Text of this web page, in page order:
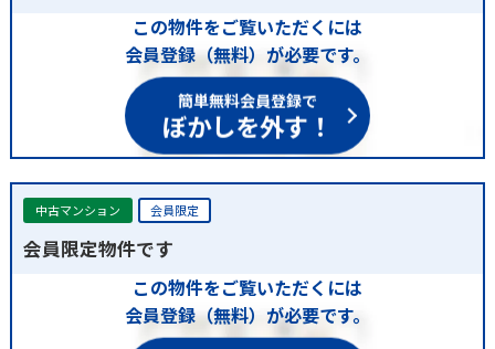
この物件をご覧いただくには
会員登録（無料）が必要です。
簡単無料会員登録で
ぼかしを外す！
中古マンション 会員限定
会員限定物件です
この物件をご覧いただくには
会員登録（無料）が必要です。